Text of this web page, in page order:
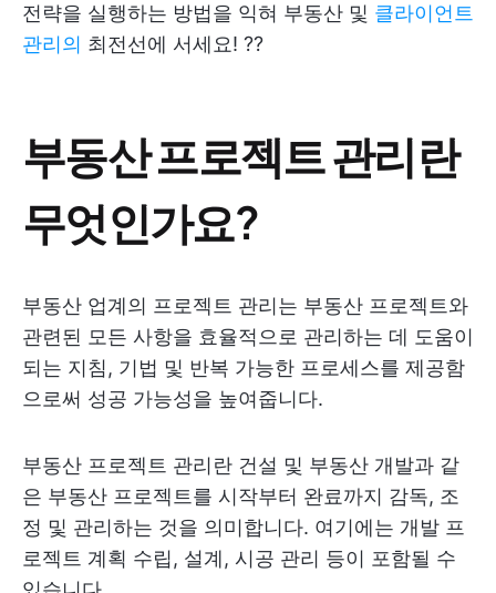
전략을 실행하는 방법을 익혀 부동산 및 클라이언트
관리의 최전선에 서세요! ??
부동산 프로젝트 관리란
무엇인가요?
부동산 업계의 프로젝트 관리는 부동산 프로젝트와
관련된 모든 사항을 효율적으로 관리하는 데 도움이
되는 지침, 기법 및 반복 가능한 프로세스를 제공함
으로써 성공 가능성을 높여줍니다.
부동산 프로젝트 관리란 건설 및 부동산 개발과 같
은 부동산 프로젝트를 시작부터 완료까지 감독, 조
정 및 관리하는 것을 의미합니다. 여기에는 개발 프
로젝트 계획 수립, 설계, 시공 관리 등이 포함될 수